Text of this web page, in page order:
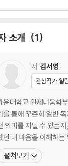
화 이야기 : 치유적인 영
에타」 : 주님, 자비를 베푸
을 추억하는 영화 「살
화선」, 그 비극적 신비의
버린 신화를 찾아서
릭스론 : 우리들의 천
엘 하네케의 「피아니
의 기묘한 서커스 : 들
과 영화 : 호레시오를 기
콕토의 시인 삼부작 : 초
소개 1
저 김서영
관심작가 알
운대학교 인제니움학
를 통해 꾸준히 일반
의미를 지닐 수 있는
던 내 마음을 이해하는
펼쳐보기